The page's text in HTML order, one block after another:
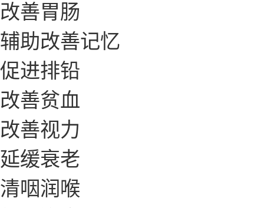
改善胃肠
辅助改善记忆
促进排铅
改善贫血
改善视力
延缓衰老
清咽润喉